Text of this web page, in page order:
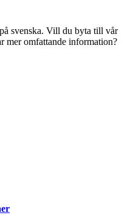
svenska. Vill du byta till vår
mer omfattande information?